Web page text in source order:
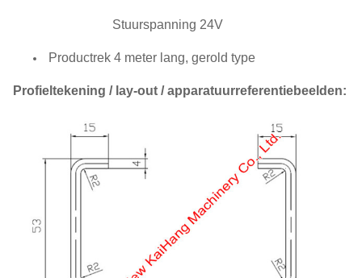
Stuurspanning 24V
Productrek 4 meter lang, gerold type
Profieltekening / lay-out / apparatuurreferentiebeelden: